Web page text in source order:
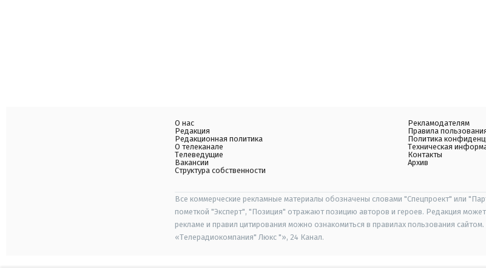
О нас
Редакция
Редакционная политика
О телеканале
Телеведущие
Вакансии
Структура собственности
Рекламодателям
Правила
Политика
Техническая
Контакты
Архив
Все коммерческие рекламные материалы обозначены словами "Спецпроект" или
пометкой "Эксперт", "Позиция" отражают позицию авторов и героев. Редакция
рекламе и правил цитирования можно ознакомиться в правилах пользования
«Телерадиокомпания" Люкс "», 24 Канал.